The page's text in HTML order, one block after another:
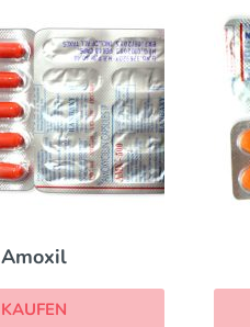
Amoxil
KAUFEN